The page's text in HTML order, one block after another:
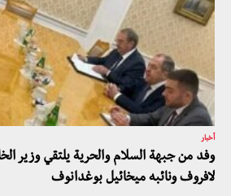
أخبار
وفد من جبهة السلام والحرية يلتقي وزير
لافروف ونائبه ميخائيل بوغدانوف